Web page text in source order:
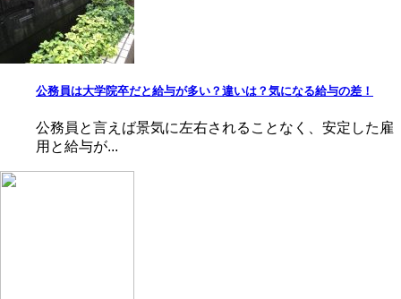
公務員は大学院卒だと給与が多い？違いは？気になる給与の差！
公務員と言えば景気に左右されることなく、安定した雇
用と給与が...